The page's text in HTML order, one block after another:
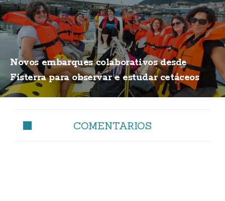
Novos embarques colaborativos desde
Fisterra para observar e estudar cetáceos
COMENTARIOS